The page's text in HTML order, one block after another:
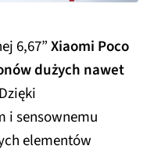
6,67”Xiaomi Poco
dużych nawet
sensownemu
elementów